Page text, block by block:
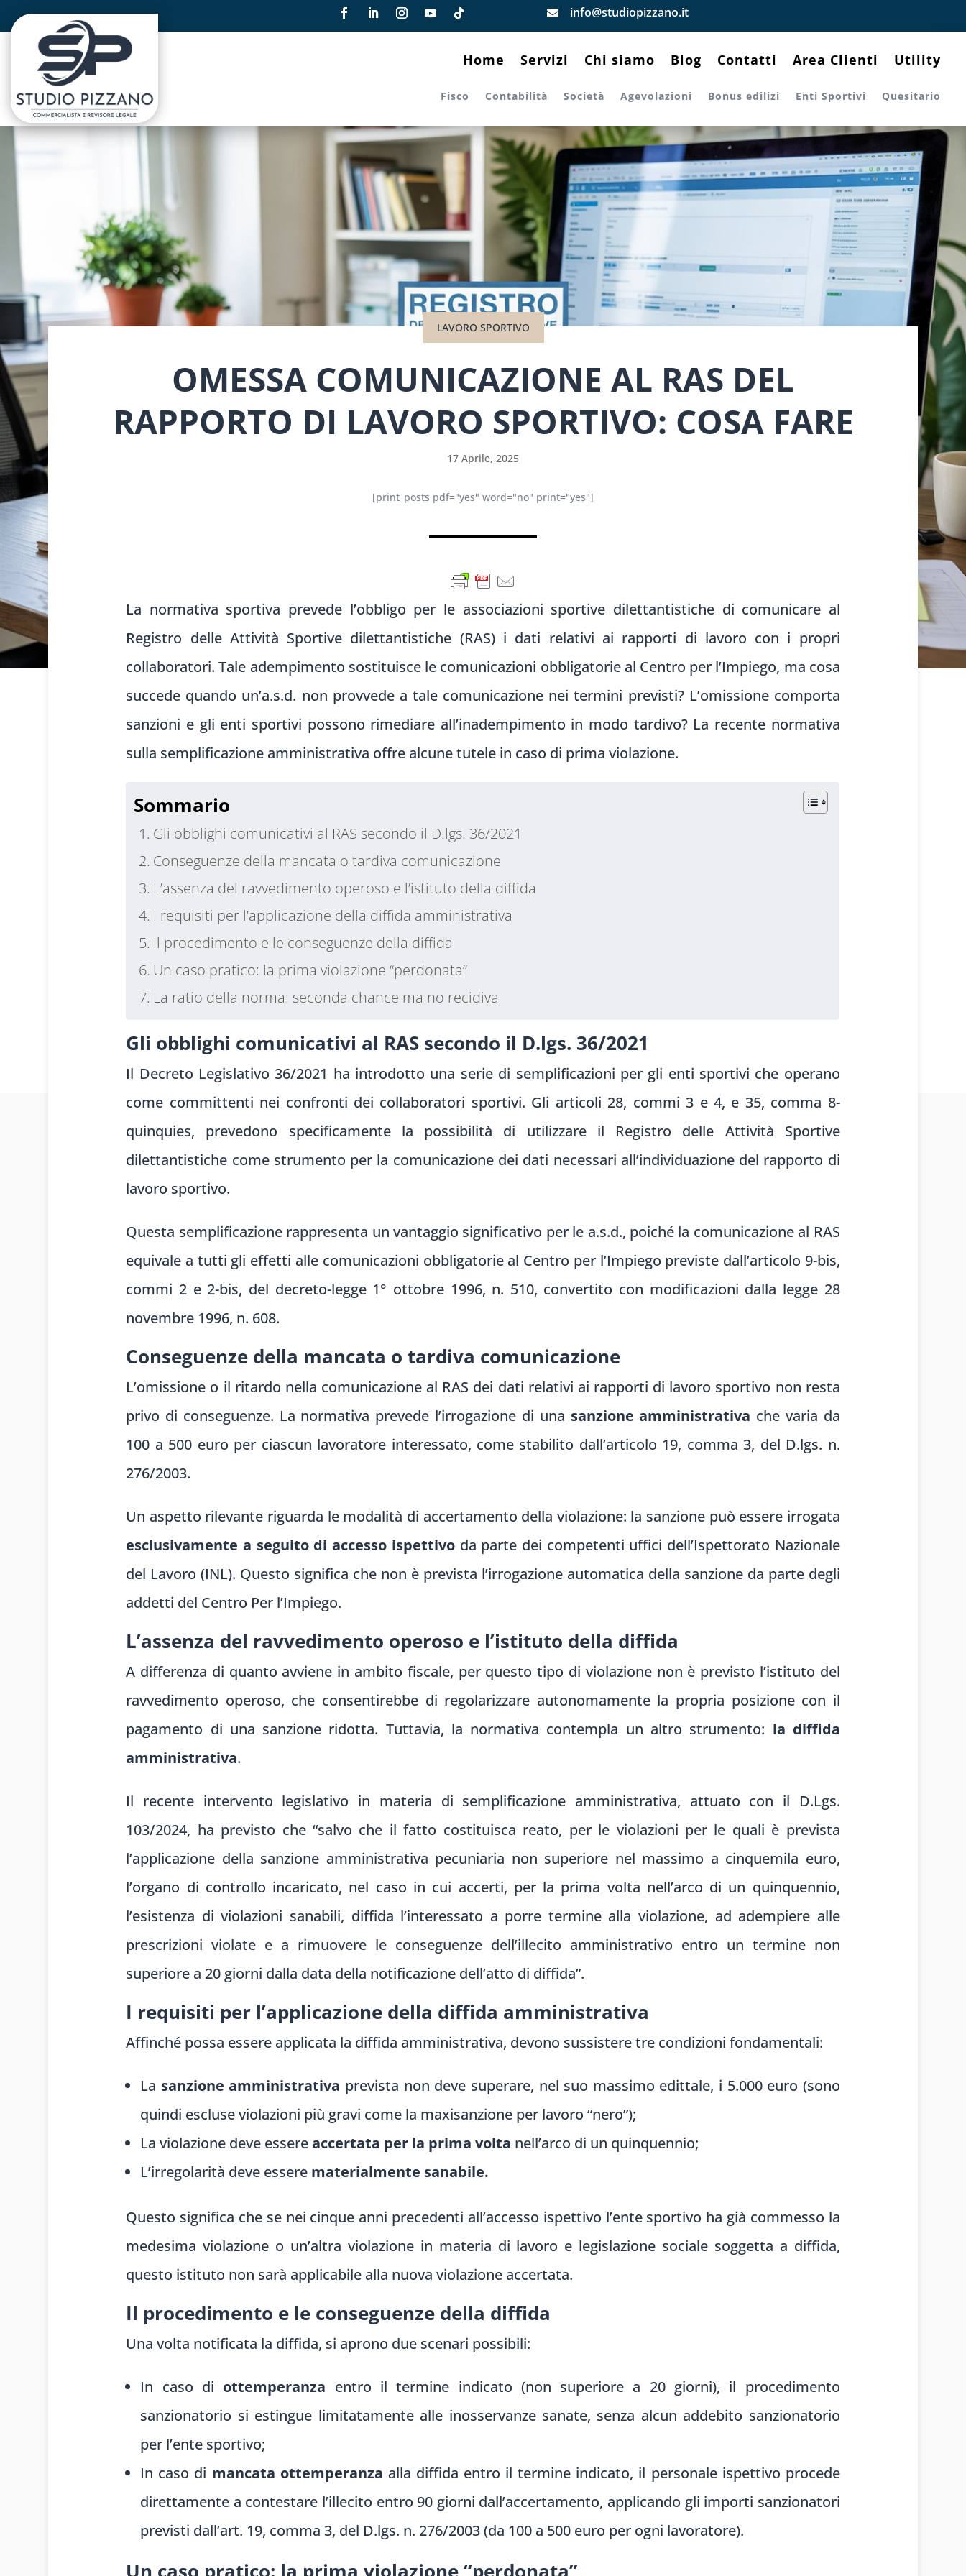
 info@studiopizzano.it
Home Servizi Chi siamo Blog Contatti Area Clienti Utility
Fisco Contabilità Società Agevolazioni Bonus edilizi Enti Sportivi Quesitario
LAVORO SPORTIVO
OMESSA COMUNICAZIONE AL RAS DEL
RAPPORTO DI LAVORO SPORTIVO: COSA FARE
17 Aprile, 2025
[print_posts pdf="yes" word="no" print="yes"]
La normativa sportiva prevede l’obbligo per le associazioni sportive dilettantistiche di comunicare al
Registro delle Attività Sportive dilettantistiche (RAS) i dati relativi ai rapporti di lavoro con i propri
collaboratori. Tale adempimento sostituisce le comunicazioni obbligatorie al Centro per l’Impiego, ma cosa
succede quando un’a.s.d. non provvede a tale comunicazione nei termini previsti? L’omissione comporta
sanzioni e gli enti sportivi possono rimediare all’inadempimento in modo tardivo? La recente normativa
sulla semplificazione amministrativa offre alcune tutele in caso di prima violazione.
Sommario
Gli obblighi comunicativi al RAS secondo il D.lgs. 36/2021
Conseguenze della mancata o tardiva comunicazione
L’assenza del ravvedimento operoso e l’istituto della diffida
I requisiti per l’applicazione della diffida amministrativa
Il procedimento e le conseguenze della diffida
Un caso pratico: la prima violazione “perdonata”
La ratio della norma: seconda chance ma no recidiva
Gli obblighi comunicativi al RAS secondo il D.lgs. 36/2021
Il Decreto Legislativo 36/2021 ha introdotto una serie di semplificazioni per gli enti sportivi che operano
come committenti nei confronti dei collaboratori sportivi. Gli articoli 28, commi 3 e 4, e 35, comma 8-
quinquies, prevedono specificamente la possibilità di utilizzare il Registro delle Attività Sportive
dilettantistiche come strumento per la comunicazione dei dati necessari all’individuazione del rapporto di
lavoro sportivo.
Questa semplificazione rappresenta un vantaggio significativo per le a.s.d., poiché la comunicazione al RAS
equivale a tutti gli effetti alle comunicazioni obbligatorie al Centro per l’Impiego previste dall’articolo 9-bis,
commi 2 e 2-bis, del decreto-legge 1° ottobre 1996, n. 510, convertito con modificazioni dalla legge 28
novembre 1996, n. 608.
Conseguenze della mancata o tardiva comunicazione
L’omissione o il ritardo nella comunicazione al RAS dei dati relativi ai rapporti di lavoro sportivo non resta
privo di conseguenze. La normativa prevede l’irrogazione di una sanzione amministrativa che varia da
100 a 500 euro per ciascun lavoratore interessato, come stabilito dall’articolo 19, comma 3, del D.lgs. n.
276/2003.
Un aspetto rilevante riguarda le modalità di accertamento della violazione: la sanzione può essere irrogata
esclusivamente a seguito di accesso ispettivoda parte dei competenti uffici dell’Ispettorato Nazionale
del Lavoro (INL). Questo significa che non è prevista l’irrogazione automatica della sanzione da parte degli
addetti del Centro Per l’Impiego.
L’assenza del ravvedimento operoso e l’istituto della diffida
A differenza di quanto avviene in ambito fiscale, per questo tipo di violazione non è previsto l’istituto del
ravvedimento operoso, che consentirebbe di regolarizzare autonomamente la propria posizione con il
pagamento di una sanzione ridotta. Tuttavia, la normativa contempla un altro strumento: la diffida
amministrativa.
Il recente intervento legislativo in materia di semplificazione amministrativa, attuato con il D.Lgs.
103/2024, ha previsto che “salvo che il fatto costituisca reato, per le violazioni per le quali è prevista
l’applicazione della sanzione amministrativa pecuniaria non superiore nel massimo a cinquemila euro,
l’organo di controllo incaricato, nel caso in cui accerti, per la prima volta nell’arco di un quinquennio,
l’esistenza di violazioni sanabili, diffida l’interessato a porre termine alla violazione, ad adempiere alle
prescrizioni violate e a rimuovere le conseguenze dell’illecito amministrativo entro un termine non
superiore a 20 giorni dalla data della notificazione dell’atto di diffida”.
I requisiti per l’applicazione della diffida amministrativa
Affinché possa essere applicata la diffida amministrativa, devono sussistere tre condizioni fondamentali:
La sanzione amministrativa prevista non deve superare, nel suo massimo edittale, i 5.000 euro (sono
quindi escluse violazioni più gravi come la maxisanzione per lavoro “nero”);
La violazione deve essereaccertata per la prima volta nell’arco di un quinquennio;
L’irregolarità deve essere materialmente sanabile.
Questo significa che se nei cinque anni precedenti all’accesso ispettivo l’ente sportivo ha già commesso la
medesima violazione o un’altra violazione in materia di lavoro e legislazione sociale soggetta a diffida,
questo istituto non sarà applicabile alla nuova violazione accertata.
Il procedimento e le conseguenze della diffida
Una volta notificata la diffida, si aprono due scenari possibili:
In caso di ottemperanza entro il termine indicato (non superiore a 20 giorni), il procedimento
sanzionatorio si estingue limitatamente alle inosservanze sanate, senza alcun addebito sanzionatorio
per l’ente sportivo;
In caso di mancata ottemperanza alla diffida entro il termine indicato, il personale ispettivo procede
direttamente a contestare l’illecito entro 90 giorni dall’accertamento, applicando gli importi sanzionatori
previsti dall’art. 19, comma 3, del D.lgs. n. 276/2003 (da 100 a 500 euro per ogni lavoratore).